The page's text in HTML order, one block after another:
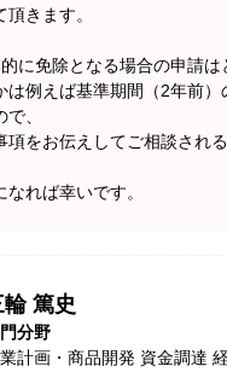
きます。
免除となる場合の申請は
は例えば基準期間（2年前
、
をお伝えしてご相談され
れば幸いです。
輪 篤史
分野
計画・商品開発 資金調達